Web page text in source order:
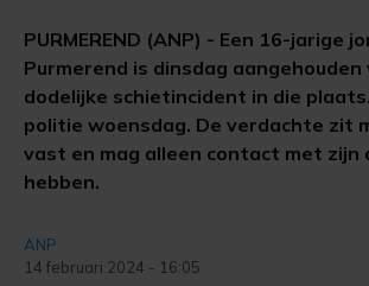
PURMEREND (ANP) - Een 16-jarige
Purmerend is dinsdag
dodelijke schietincident in die
politie woensdag. De verdachte zit
vast en mag alleen contact met zijn
hebben.
ANP
14 februari 2024 - 16:05